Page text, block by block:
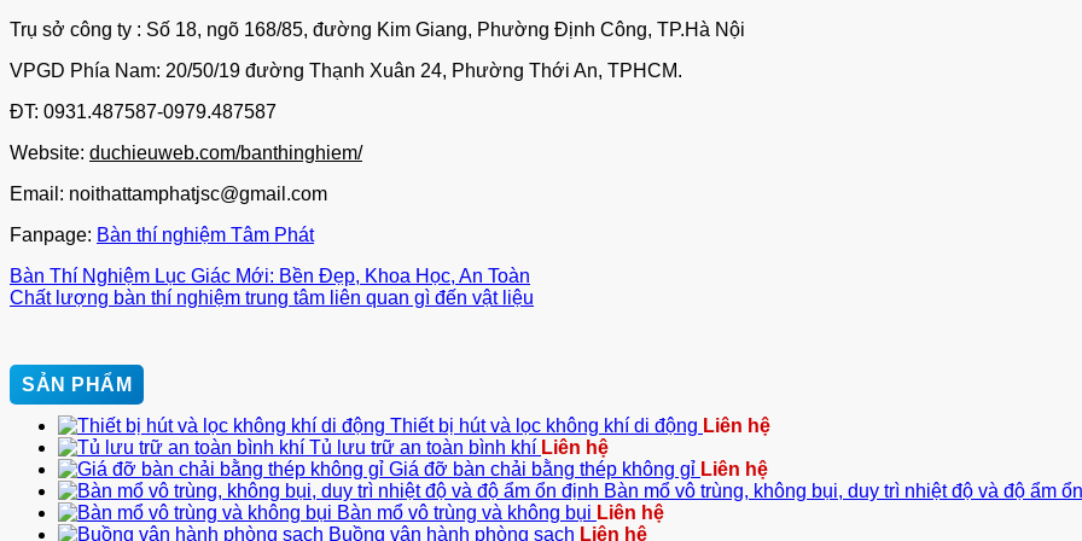
Trụ sở công ty : Số 18, ngõ 168/85, đường Kim Giang, Phường Định Công, TP.Hà Nội
VPGD Phía Nam: 20/50/19 đường Thạnh Xuân 24, Phường Thới An, TPHCM.
ĐT: 0931.487587-0979.487587
Website: duchieuweb.com/banthinghiem/
Email: noithattamphatjsc@gmail.com
Fanpage: Bàn thí nghiệm Tâm Phát
Bàn Thí Nghiệm Lục Giác Mới: Bền Đẹp, Khoa Học, An Toàn
Chất lượng bàn thí nghiệm trung tâm liên quan gì đến vật liệu
SẢN PHẨM
Thiết bị hút và lọc không khí di động Liên hệ
Tủ lưu trữ an toàn bình khí Liên hệ
Giá đỡ bàn chải bằng thép không gỉ Liên hệ
Bàn mổ vô trùng, không bụi, duy trì nhiệt độ và độ ẩm
Bàn mổ vô trùng và không bụi Liên hệ
Buồng vận hành phòng sạch Liên hệ